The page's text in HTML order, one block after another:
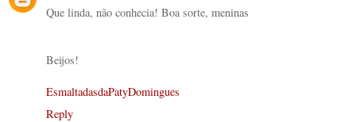
Que linda, não conhecia! Boa sorte, meninas
Beijos!
EsmaltadasdaPatyDomingues
Reply